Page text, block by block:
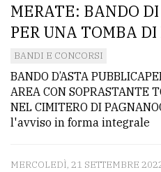
MERATE: BANDO
PER UNA TOMBA
BANDI E CONCORSI
BANDO D’ASTA
AREA CON SOPRASTANTE
NEL CIMITERO DI
l'avviso in forma integrale
MERCOLEDÌ, 21 SETTEMBRE